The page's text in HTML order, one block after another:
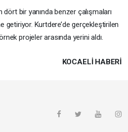
bir yanında benzer çalışmaları
getiriyor. Kurtdere’de gerçekleştirilen
projeler arasında yerini aldı.
KOCAELI HABERİ